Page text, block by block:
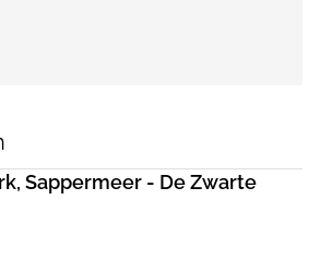
Sappermeer - De Zwarte